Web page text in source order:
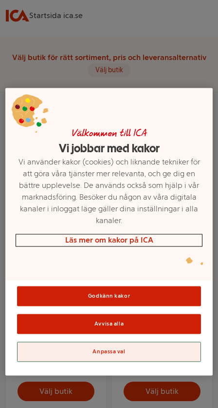
Startsida ica.se
Välj butik för rätt sortiment, pris och leveransalternativ
Välj butik
Startsida Kläder & Accessoarer
Väskor & Accessoarer
Övriga Väskor & Accessoarer
Ett exempel på onlinesortiment visas.
Övriga Väskor & Accessoarer
Välj butik Välj butik
Välkommen till ICA
Vi jobbar med kakor
Vi använder kakor (cookies) och liknande tekniker för
att göra våra tjänster mer relevanta, och ge dig en
bättre upplevelse. De används också som hjälp i vår
marknadsföring. Besöker du någon av våra digitala
kanaler i inloggat läge gäller dina inställningar i alla
kanaler.
Läs mer om kakor på ICA
Godkänn kakor
Avvisa alla
Anpassa val